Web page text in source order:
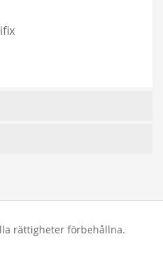
rättigheter förbehållna.